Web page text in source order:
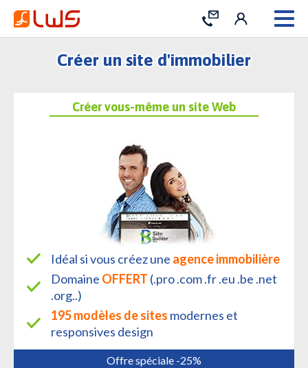
Contact Connexion
Créer un site d'immobilier
Créer vous-même un site Web
Idéal si vous créez une agence immobilière
Domaine OFFERT (.pro .com .fr .eu .be .net
.org..)
195 modèles de sites modernes et
responsives design
Offre spéciale -25%